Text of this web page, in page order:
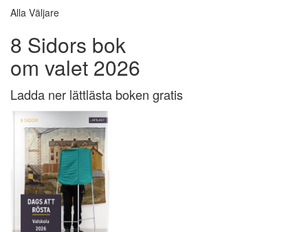
Alla Väljare
8 Sidors bok
om valet 2026
Ladda ner lättlästa boken gratis